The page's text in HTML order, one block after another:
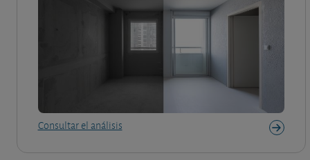
Consultar el análisis